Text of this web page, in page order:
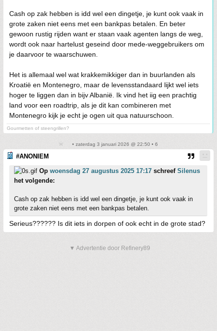
Cash op zak hebben is idd wel een dingetje, je kunt ook vaak in
grote zaken niet eens met een bankpas betalen. En beter
gewoon rustig rijden want er staan vaak agenten langs de weg,
wordt ook naar hartelust geseind door mede-weggebruikers om
je daarvoor te waarschuwen.
Het is allemaal wel wat krakkemikkiger dan in buurlanden als
Kroatië en Montenegro, maar de levensstandaard lijkt wel iets
hoger te liggen dan in bijv Albanië. Ik vind het iig een prachtig
land voor een roadtrip, als je dit kan combineren met
Montenegro kijk je echt je ogen uit qua natuurschoon.
Gourmetten of steengrillen?
• zaterdag 3 januari 2026 @ 22:50 • 6
#ANONIEM
Op woensdag 27 augustus 2025 17:17 schreef Silenus
het volgende:
Cash op zak hebben is idd wel een dingetje, je kunt ook vaak in
grote zaken niet eens met een bankpas betalen.
Serieus?????? Is dit iets in dorpen of ook echt in de grote stad?
▼ Advertentie door Refinery89